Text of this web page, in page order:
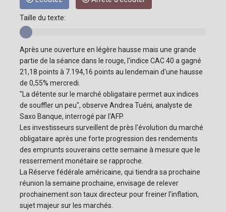
Taille du texte:
Après une ouverture en légère hausse mais une grande
partie de la séance dans le rouge, l'indice CAC 40 a gagné
21,18 points à 7.194,16 points au lendemain d'une hausse
de 0,55% mercredi.
"La détente sur le marché obligataire permet aux indices
de souffler un peu", observe Andrea Tuéni, analyste de
Saxo Banque, interrogé par l'AFP.
Les investisseurs surveillent de près l'évolution du marché
obligataire après une forte progression des rendements
des emprunts souverains cette semaine à mesure que le
resserrement monétaire se rapproche.
La Réserve fédérale américaine, qui tiendra sa prochaine
réunion la semaine prochaine, envisage de relever
prochainement son taux directeur pour freiner l'inflation,
sujet majeur sur les marchés.